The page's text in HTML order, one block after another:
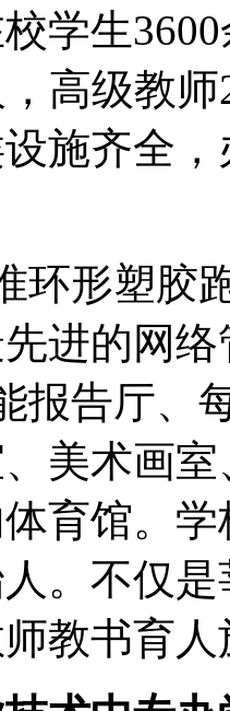
学生
高级教
施齐全
环形塑胶
进的网
报告厅、
美术画
育馆。
。不仅
教书育